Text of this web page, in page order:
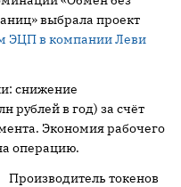
выбрала проект
ЭЦП в компании Леви
снижение
рублей в год) за счёт
Экономия рабочего
операцию.
Производитель токенов